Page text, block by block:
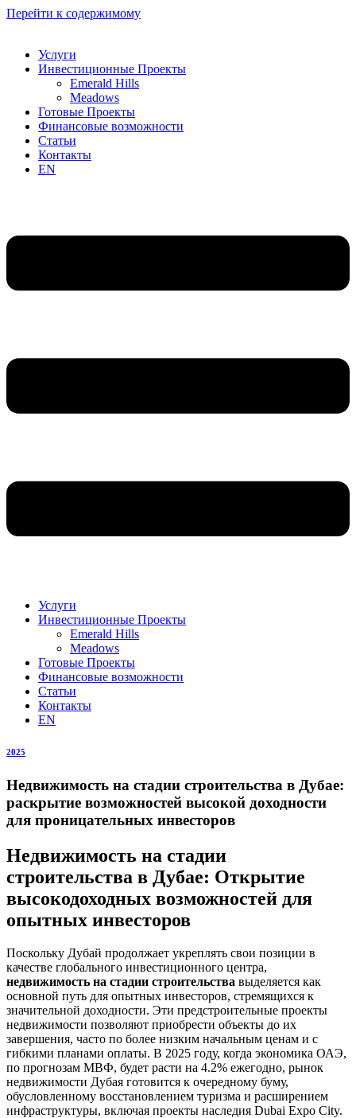
Перейти к содержимому
Услуги
Инвестиционные Проекты
Emerald Hills
Meadows
Готовые Проекты
Финансовые возможности
Статьи
Контакты
EN
Услуги
Инвестиционные Проекты
Emerald Hills
Meadows
Готовые Проекты
Финансовые возможности
Статьи
Контакты
EN
2025
Недвижимость на стадии строительства в Дубае:
раскрытие возможностей высокой доходности
для проницательных инвесторов
Недвижимость на стадии
строительства в Дубае: Открытие
высокодоходных возможностей для
опытных инвесторов
Поскольку Дубай продолжает укреплять свои позиции в
качестве глобального инвестиционного центра,
недвижимость на стадии строительства выделяется как
основной путь для опытных инвесторов, стремящихся к
значительной доходности. Эти предстроительные проекты
недвижимости позволяют приобрести объекты до их
завершения, часто по более низким начальным ценам и с
гибкими планами оплаты. В 2025 году, когда экономика ОАЭ,
по прогнозам МВФ, будет расти на 4.2% ежегодно, рынок
недвижимости Дубая готовится к очередному буму,
обусловленному восстановлением туризма и расширением
инфраструктуры, включая проекты наследия Dubai Expo City.